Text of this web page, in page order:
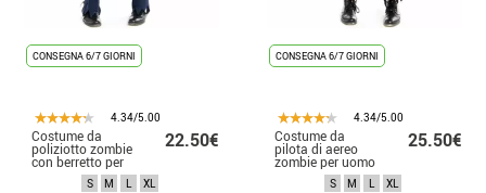
CONSEGNA 6/7 GIORNI
4.34/5.00
Costume da
poliziotto zombie
con berretto per
22.50€
S M L XL
CONSEGNA 6/7 GIORNI
4.34/5.00
Costume da
pilota di aereo
zombie per uomo
25.50€
S M L XL